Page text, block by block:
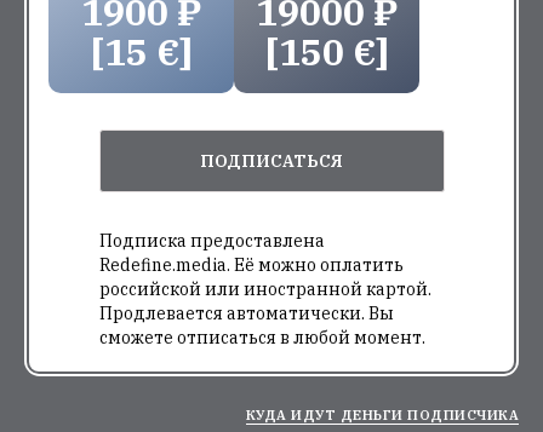
1900 ₽
[15 €]
19000 ₽
[150 €]
ПОДПИСАТЬСЯ
Подписка предоставлена
Redefine.media. Её можно оплатить
российской или иностранной картой.
Продлевается автоматически. Вы
сможете отписаться в любой момент.
КУДА ИДУТ ДЕНЬГИ ПОДПИСЧИКА